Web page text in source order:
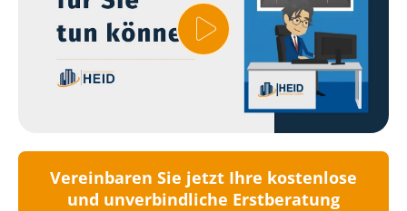
Vereinbaren Sie jetzt Ihre kostenlose
und unverbindliche Erstberatung